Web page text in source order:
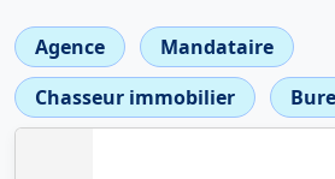
Agence
Mandataire
Chasseur immobilier